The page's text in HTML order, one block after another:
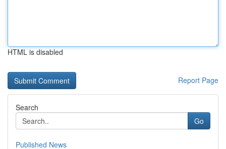
HTML is disabled
Report Page
Search
Go
Published News